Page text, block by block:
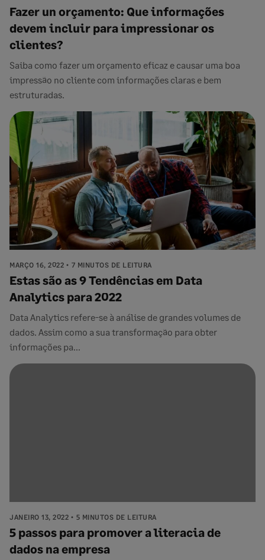
Fazer un orçamento: Que informações
devem incluir para impressionar os
clientes?
Saiba como fazer um orçamento eficaz e causar uma boa
impressão no cliente com informações claras e bem
estruturadas.
MARÇO 16, 2022 7 MINUTOS DE LEITURA
Estas são as 9 Tendências em Data
Analytics para 2022
Data Analytics refere-se à análise de grandes volumes de
dados. Assim como a sua transformação para obter
informações pa...
JANEIRO 13, 2022 5 MINUTOS DE LEITURA
5 passos para promover a literacia de
dados na empresa